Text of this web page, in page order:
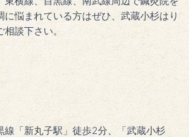
に悩まれている方はぜひ、武蔵小杉はり
談下さい。
線「新丸子駅」徒歩2分、「武蔵小杉